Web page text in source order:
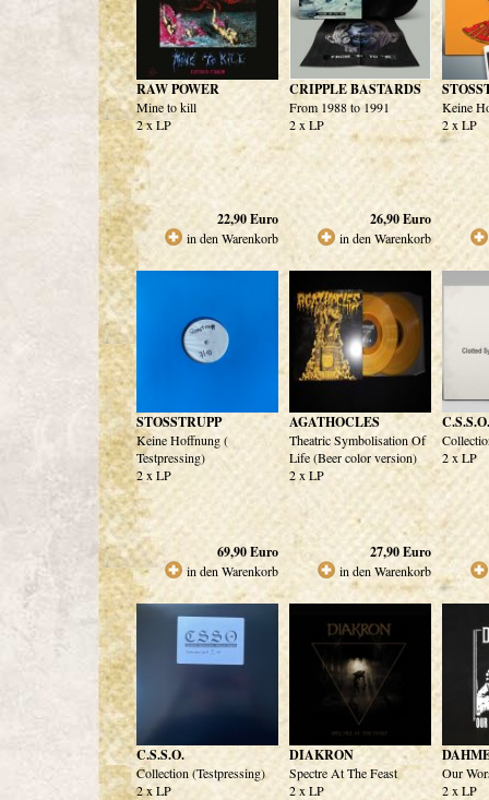
RAW POWER
Mine to kill
2 x LP
22,90Euro
in den Warenkorb
CRIPPLE BASTARDS
From 1988 to 1991
2 x LP
26,90Euro
in den Warenkorb
Keine
2 x LP
STOSSTRUPP
Keine Hoffnung (
Testpressing)
2 x LP
69,90Euro
in den Warenkorb
AGATHOCLES
Theatric Symbolisation Of
Life (Beer color version)
2 x LP
27,90Euro
in den Warenkorb
C.S.S.O.
2 x LP
C.S.S.O.
Collection (Testpressing)
2 x LP
DIAKRON
Spectre At The Feast
2 x LP
Our
2 x LP